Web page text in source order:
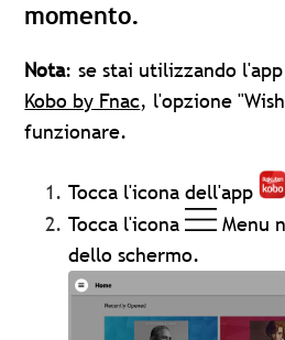
momento.
Nota: se stai utilizzando l'app
Kobo by Fnac, l'opzione
funzionare.
Tocca l'icona dell'app
Tocca l'icona
Menu
dello schermo.